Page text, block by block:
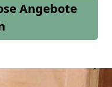
Angebote